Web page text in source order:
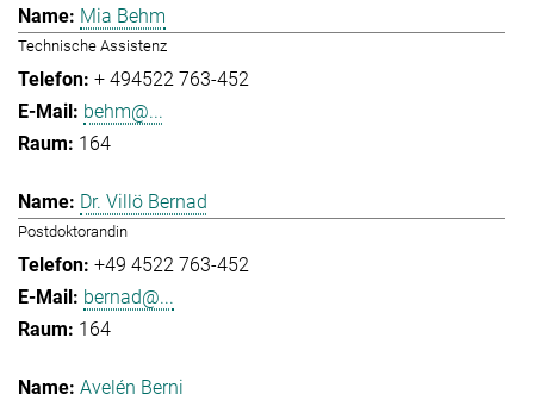
Mia Behm
Technische Assistenz
+ 494522 763-452
behm@...
164
Dr. Villö Bernad
Postdoktorandin
+49 4522 763-452
bernad@...
164
Ayelén Berni